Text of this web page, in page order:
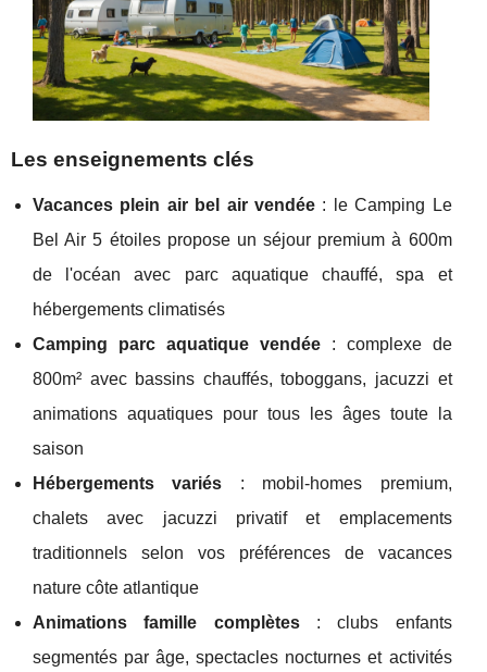
Les enseignements clés
Vacances plein air bel air vendée : le Camping Le
Bel Air 5 étoiles propose un séjour premium à 600m
de l'océan avec parc aquatique chauffé, spa et
hébergements climatisés
Camping parc aquatique vendée: complexe de
800m² avec bassins chauffés, toboggans, jacuzzi et
animations aquatiques pour tous les âges toute la
saison
Hébergements variés : mobil-homes premium,
chalets avec jacuzzi privatif et emplacements
traditionnels selon vos préférences de vacances
nature côte atlantique
Animations famille complètes: clubs enfants
segmentés par âge, spectacles nocturnes et activités